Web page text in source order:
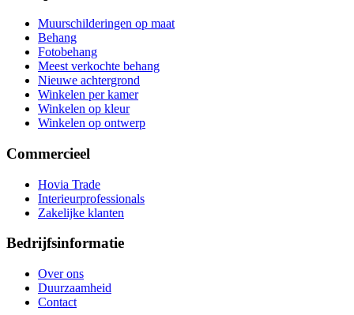
Muurschilderingen op maat
Behang
Fotobehang
Meest verkochte behang
Nieuwe achtergrond
Winkelen per kamer
Winkelen op kleur
Winkelen op ontwerp
Commercieel
Hovia Trade
Interieurprofessionals
Zakelijke klanten
Bedrijfsinformatie
Over ons
Duurzaamheid
Contact